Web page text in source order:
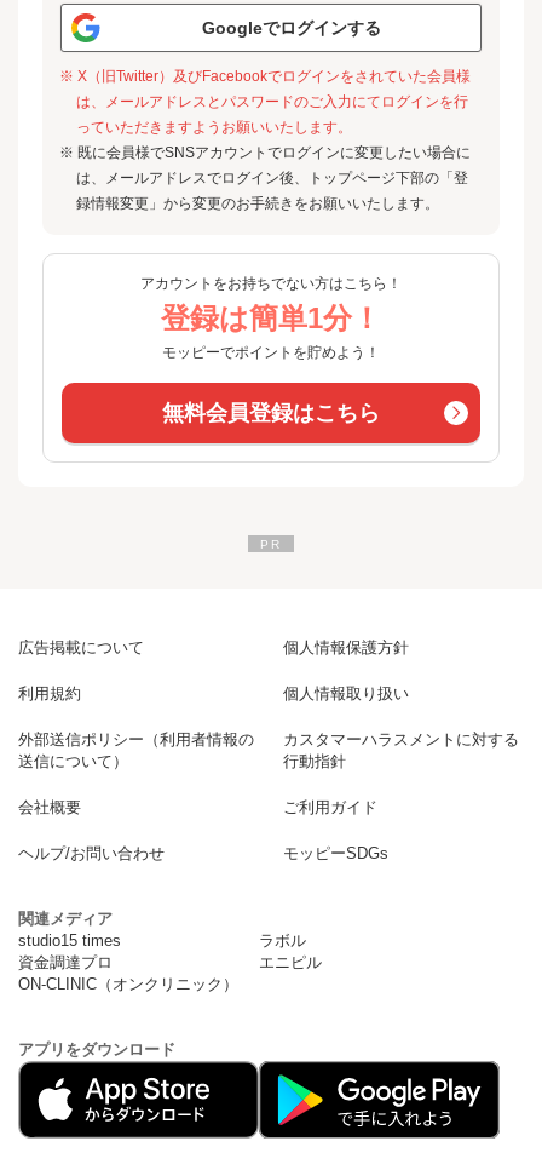
Googleでログインする
※ X（旧Twitter）及びFacebookでログインをされていた会員様
は、メールアドレスとパスワードのご入力にてログインを行
っていただきますようお願いいたします。
※ 既に会員様でSNSアカウントでログインに変更したい場合に
は、メールアドレスでログイン後、トップページ下部の「登
録情報変更」から変更のお手続きをお願いいたします。
アカウントをお持ちでない方はこちら！
登録は簡単1分！
モッピーでポイントを貯めよう！
無料会員登録はこちら
広告掲載について 個人情報保護方針
利用規約 個人情報取り扱い
外部送信ポリシー（利用者情報の
送信について）
カスタマーハラスメントに対する
行動指針
会社概要 ご利用ガイド
ヘルプ/お問い合わせ モッピーSDGs
関連メディア
studio15 times
ラボル
資金調達プロ
エニピル
ON-CLINIC（オンクリニック）
アプリをダウンロード